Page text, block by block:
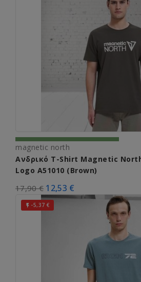
magnetic north
Ανδρικό T-Shirt Magnetic
Logo A51010 (Brown)
17,90 € 12,53 €
 -5,37 €